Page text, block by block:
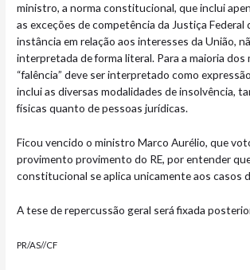
ministro, a norma constitucional, que inclui
as exceções de competência da Justiça Federal
instância em relação aos interesses da União,
interpretada de forma literal. Para a maioria
“falência” deve ser interpretado como
inclui as diversas modalidades de insolvência,
físicas quanto de pessoas jurídicas.
Ficou vencido o ministro Marco Aurélio, que
provimento provimento do RE, por entender
constitucional se aplica unicamente aos casos
A tese de repercussão geral será fixada
PR/AS//CF